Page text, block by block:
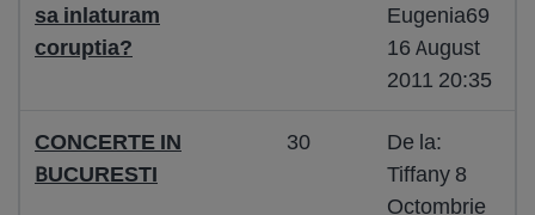
sa inlaturam
coruptia?
Eugenia69
16 August
2011 20:35
CONCERTE IN
BUCURESTI
30
De la:
Tiffany 8
Octombrie